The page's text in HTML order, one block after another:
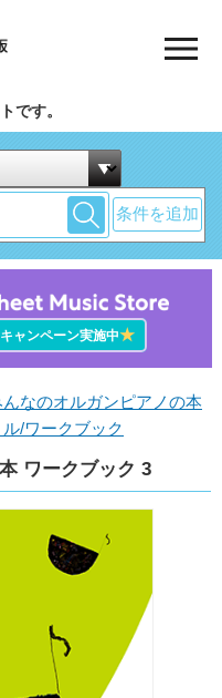
です。
条件を追加
キャンペーン実施中★
んなのオルガンピアノの本
ル/ワークブック
ワークブック 3